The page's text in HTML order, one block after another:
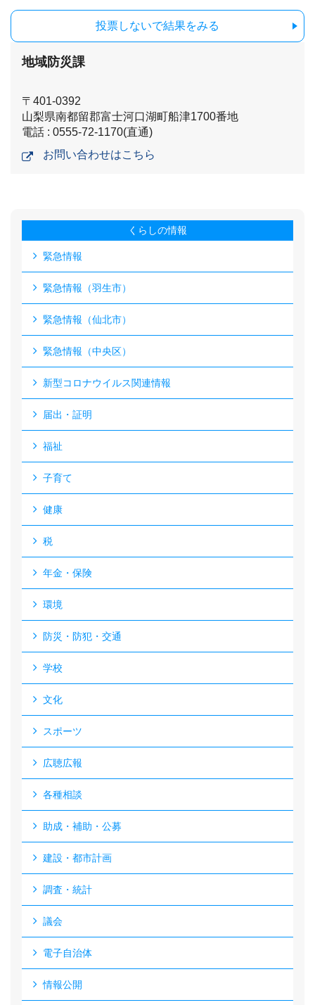
投票しないで結果をみる
地域防災課
〒401-0392
山梨県南都留郡富士河口湖町船津1700番地
電話 : 0555-72-1170(直通)
お問い合わせはこちら
くらしの情報
緊急情報
緊急情報（羽生市）
緊急情報（仙北市）
緊急情報（中央区）
新型コロナウイルス関連情報
届出・証明
福祉
子育て
健康
税
年金・保険
環境
防災・防犯・交通
学校
文化
スポーツ
広聴広報
各種相談
助成・補助・公募
建設・都市計画
調査・統計
議会
電子自治体
情報公開